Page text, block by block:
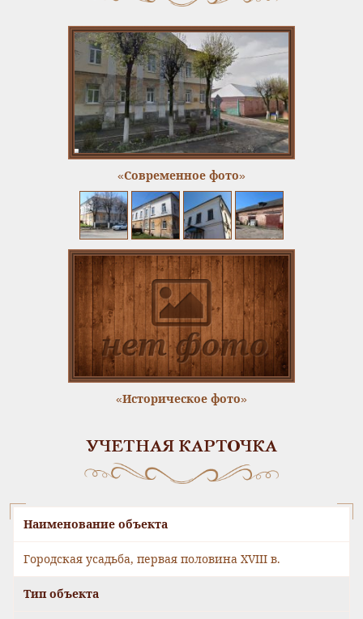
«Современное фото»
«Историческое фото»
УЧЕТНАЯ КАРТОЧКА
Наименование объекта
Городская усадьба, первая половина XVIII в.
Тип объекта